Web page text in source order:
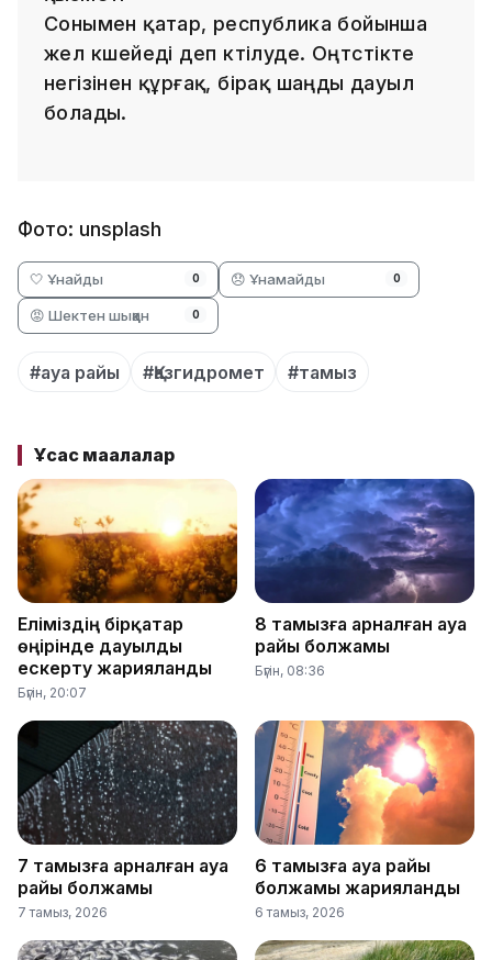
Сонымен қатар, республика бойынша
жел күшейеді деп күтілуде. Оңтүстікте
негізінен құрғақ, бірақ шаңды дауыл
болады.
Фото: unsplash
🤍 Ұнайды 0 😞 Ұнамайды 0
😡 Шектен шыққан 0
#ауа райы #Қазгидромет #тамыз
Ұқсас мақалалар
Еліміздің бірқатар
өңірінде дауылды
ескерту жарияланды
Бүгін, 20:07
8 тамызға арналған ауа
райы болжамы
Бүгін, 08:36
7 тамызға арналған ауа
райы болжамы
7 тамыз, 2026
6 тамызға ауа райы
болжамы жарияланды
6 тамыз, 2026